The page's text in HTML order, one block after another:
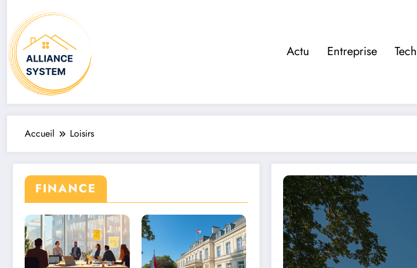
contenu
Actu Entreprise Tech
Accueil Loisirs
FINANCE